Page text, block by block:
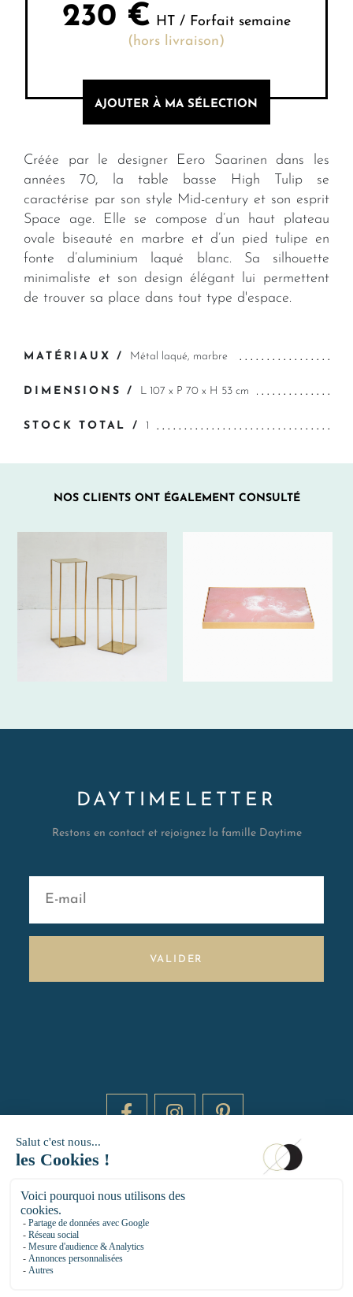
230 € HT / Forfait semaine
(hors livraison)
AJOUTER À MA SÉLECTION
Créée par le designer Eero Saarinen dans les
années 70, la table basse High Tulip se
caractérise par son style Mid-century et son esprit
Space age. Elle se compose d’un haut plateau
ovale biseauté en marbre et d’un pied tulipe en
fonte d’aluminium laqué blanc. Sa silhouette
minimaliste et son design élégant lui permettent
de trouver sa place dans tout type d'espace.
MATÉRIAUX / Métal laqué, marbre
DIMENSIONS / L 107 x P 70 x H 53 cm
STOCK TOTAL / 1
NOS CLIENTS ONT ÉGALEMENT CONSULTÉ
DAYTIMELETTER
Restons en contact et rejoignez la famille Daytime
VALIDER
14 RUE DE BRETAGNE - 75003 PARIS